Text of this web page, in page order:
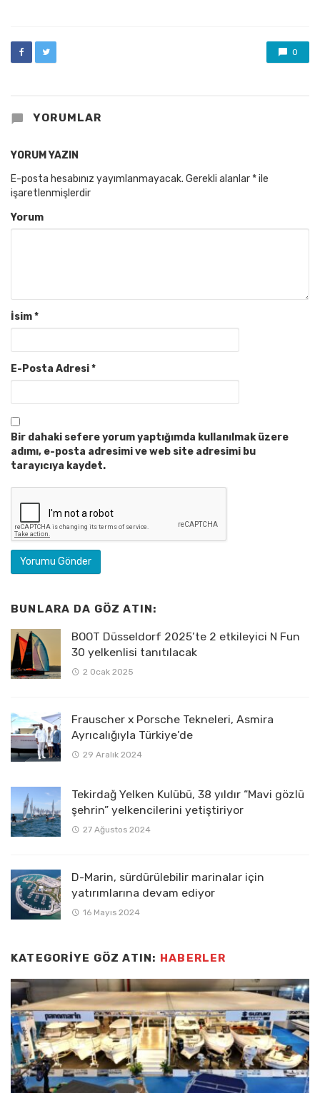
0
YORUMLAR
YORUM YAZIN
E-posta hesabınız yayımlanmayacak. Gerekli alanlar *ile
işaretlenmişlerdir
Yorum
İsim*
E-Posta Adresi*
Bir dahaki sefere yorum yaptığımda kullanılmak üzere
adımı, e-posta adresimi ve web site adresimi bu
tarayıcıya kaydet.
BUNLARA DA GÖZ ATIN:
BOOT Düsseldorf 2025’te 2 etkileyici N Fun
30 yelkenlisi tanıtılacak
2 Ocak 2025
Frauscher x Porsche Tekneleri, Asmira
Ayrıcalığıyla Türkiye’de
29 Aralık 2024
Tekirdağ Yelken Kulübü, 38 yıldır “Mavi gözlü
şehrin” yelkencilerini yetiştiriyor
27 Ağustos 2024
D-Marin, sürdürülebilir marinalar için
yatırımlarına devam ediyor
16 Mayıs 2024
KATEGORIYE GÖZ ATIN: HABERLER